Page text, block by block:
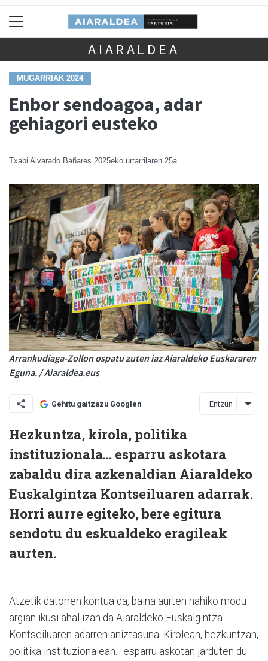
AIARALDEA
MUGARRIAK 2024
Enbor sendoagoa, adar
gehiagori eusteko
Txabi Alvarado Bañares 2025eko urtarrilaren 25a
Arrankudiaga-Zollon ospatu zuten iaz Aiaraldeko Euskararen
Eguna. / Aiaraldea.eus
Gehitu gaitzazu Googlen Entzun
Hezkuntza, kirola, politika
instituzionala... esparru askotara
zabaldu dira azkenaldian Aiaraldeko
Euskalgintza Kontseiluaren adarrak.
Horri aurre egiteko, bere egitura
sendotu du eskualdeko eragileak
aurten.
Atzetik datorren kontua da, baina aurten nahiko modu
argian ikusi ahal izan da Aiaraldeko Euskalgintza
Kontseiluaren adarren aniztasuna. Kirolean, hezkuntzan,
politika instituzionalean... esparru askotan jarduten du